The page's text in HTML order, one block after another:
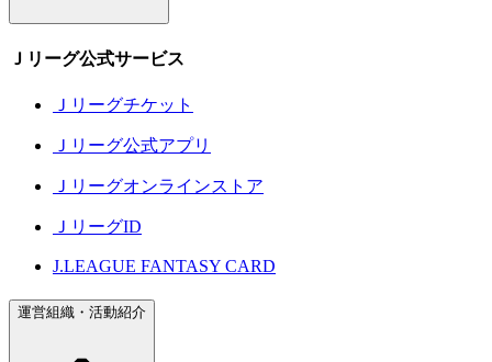
Ｊリーグ公式サービス
Ｊリーグチケット
Ｊリーグ公式アプリ
Ｊリーグオンラインストア
ＪリーグID
J.LEAGUE FANTASY CARD
運営組織・活動紹介